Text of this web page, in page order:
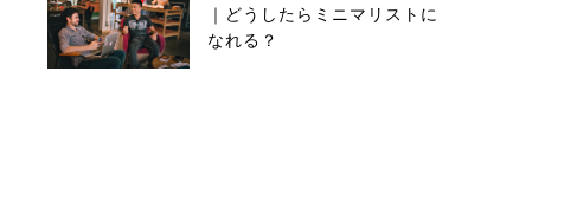
｜どうしたらミニマリストに
なれる？